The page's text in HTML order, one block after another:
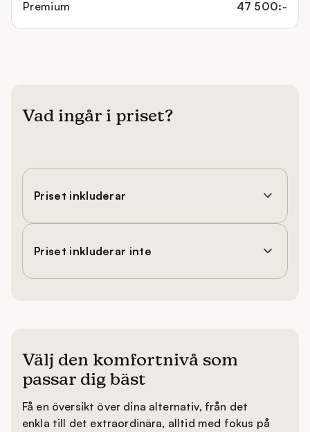
Premium 47 500:-
Vad ingår i priset?
Priset inkluderar
Priset inkluderar inte
Välj den komfortnivå som
passar dig bäst
Få en översikt över dina alternativ, från det
enkla till det extraordinära, alltid med fokus på